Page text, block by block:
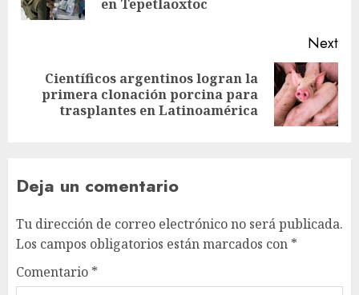
en Tepetlaoxtoc
Next
Científicos argentinos logran la
primera clonación porcina para
trasplantes en Latinoamérica
Deja un comentario
Tu dirección de correo electrónico no será publicada.
Los campos obligatorios están marcados con *
Comentario *